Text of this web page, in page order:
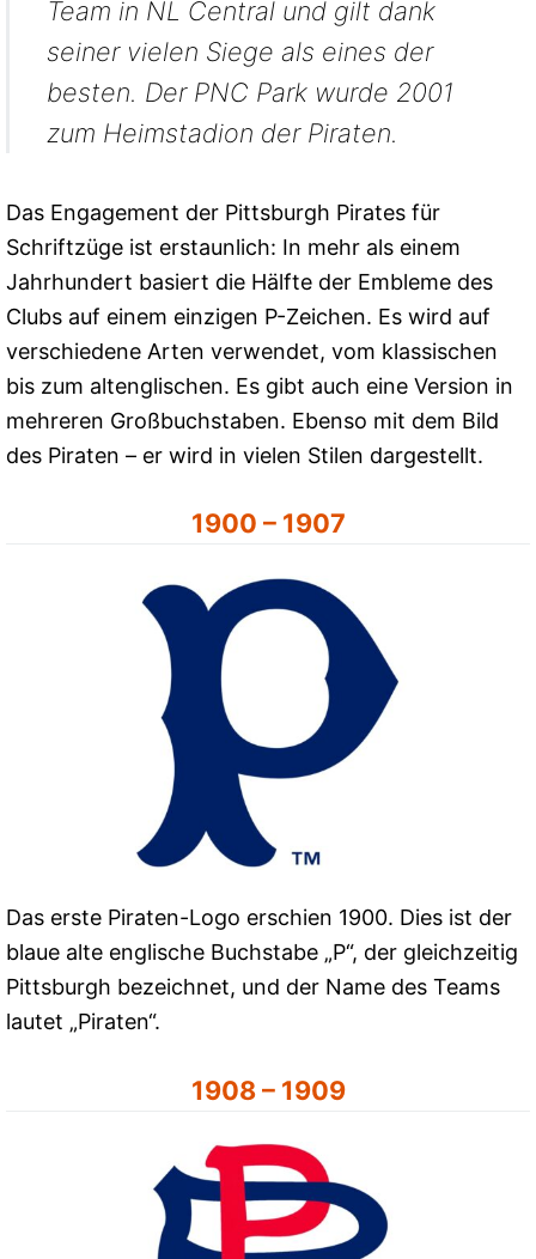
Team in NL Central und gilt dank
seiner vielen Siege als eines der
besten. Der PNC Park wurde 2001
zum Heimstadion der Piraten.
Das Engagement der Pittsburgh Pirates für
Schriftzüge ist erstaunlich: In mehr als einem
Jahrhundert basiert die Hälfte der Embleme des
Clubs auf einem einzigen P-Zeichen. Es wird auf
verschiedene Arten verwendet, vom klassischen
bis zum altenglischen. Es gibt auch eine Version in
mehreren Großbuchstaben. Ebenso mit dem Bild
des Piraten – er wird in vielen Stilen dargestellt.
1900 – 1907
Das erste Piraten-Logo erschien 1900. Dies ist der
blaue alte englische Buchstabe „P“, der gleichzeitig
Pittsburgh bezeichnet, und der Name des Teams
lautet „Piraten“.
1908 – 1909